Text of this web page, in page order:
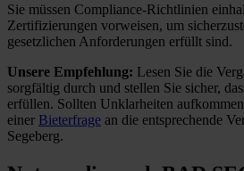
Sie müssen Compliance-Richtlinien
Zertifizierungen vorweisen, um
gesetzlichen Anforderungen erfüllt sind.
Unsere Empfehlung: Lesen Sie die
sorgfältig durch und stellen Sie sicher,
erfüllen. Sollten Unklarheiten
einer Bieterfrage an die entsprechende
Segeberg.